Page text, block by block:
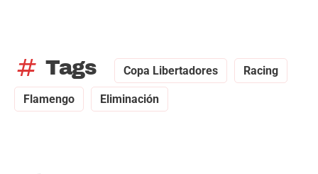
tag Tags Copa Libertadores Racing
Flamengo Eliminación